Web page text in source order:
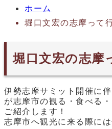
ホーム
堀口文宏の志摩って
堀口文宏の志摩
伊勢志摩サミット開催に
が志摩市の観る・食べ­る
ご紹介します！
志摩市へ観光に来る際に